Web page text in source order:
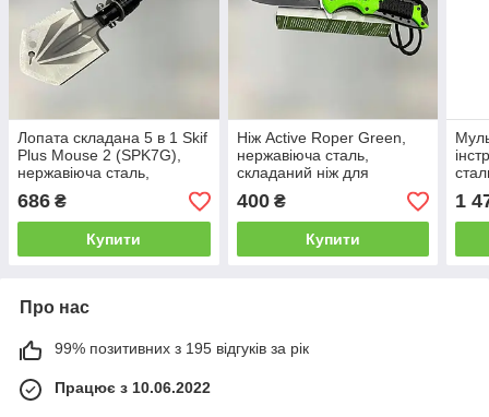
Лопата складана 5 в 1 Skif
Plus Mouse 2 (SPK7G),
нержавіюча сталь,
складна лопата
багатофункціональна
686 ₴
Купити
Ніж Active Roper Green,
нержавіюча сталь,
складаний ніж для
військових*
400₴
Купити
1
Про нас
99% позитивних з 195 відгуків за рік
Працює з 10.06.2022